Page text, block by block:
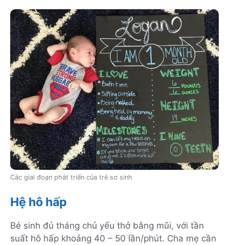
Các giai đoạn phát triển của trẻ sơ sinh
Hệ hô hấp
Bé sinh đủ tháng chủ yếu thở bằng mũi, với tần
suất hô hấp khoảng 40 – 50 lần/phút. Cha mẹ cần